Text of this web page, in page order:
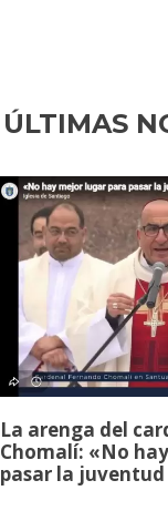
ÚLTIMAS
La arenga del
Chomalí: «No
pasar la